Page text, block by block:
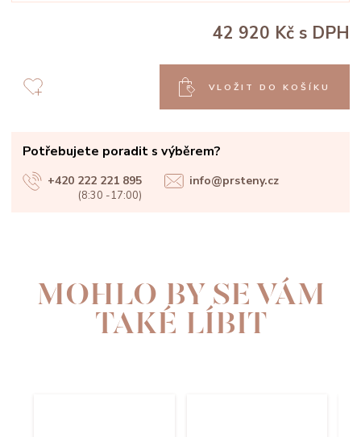
42 920 Kč s DPH
VLOŽIT DO KOŠÍKU
Potřebujete poradit s výběrem?
+420 222 221 895
(8:30 -17:00)
info@prsteny.cz
MOHLO BY SE VÁM
TAKÉ LÍBIT